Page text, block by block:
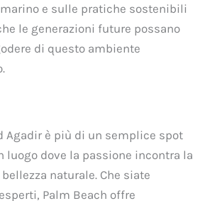
e sulle pratiche sostenibili
le generazioni future possano
di questo ambiente
Agadir è più di un semplice spot
luogo dove la passione incontra la
naturale. Che siate
Palm Beach offre